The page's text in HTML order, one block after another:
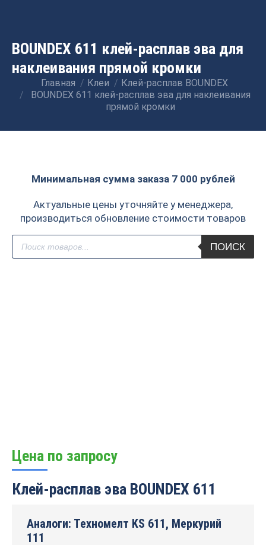
BOUNDEX 611 клей-расплав эва для
наклеивания прямой кромки
Вы здесь:
Главная Клеи
Клей-расплав BOUNDEX
BOUNDEX 611 клей-расплав эва для наклеивания
прямой кромки
Минимальная сумма заказа 7 000 рублей
Актуальные цены уточняйте у менеджера,
производиться обновление стоимости товаров
Поиск
товаров
ПОИСК
Цена по запросу
Клей-расплав эва BOUNDEX 611
Аналоги: Техномелт KS 611, Меркурий
111